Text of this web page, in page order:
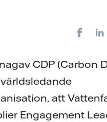
CDP (Carbon
att
Engagement